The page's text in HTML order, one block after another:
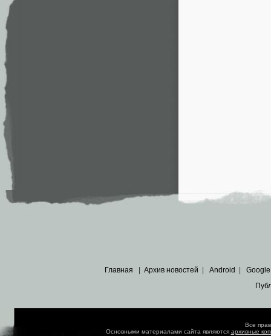
Главная Архив новостей Android Google
Все
Основными материалами сайта являются архивные